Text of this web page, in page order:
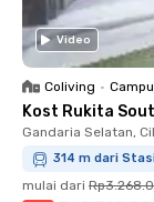
Video
Coliving •
Kost Rukita
Gandaria Selatan,
314 m dari
mulai dari